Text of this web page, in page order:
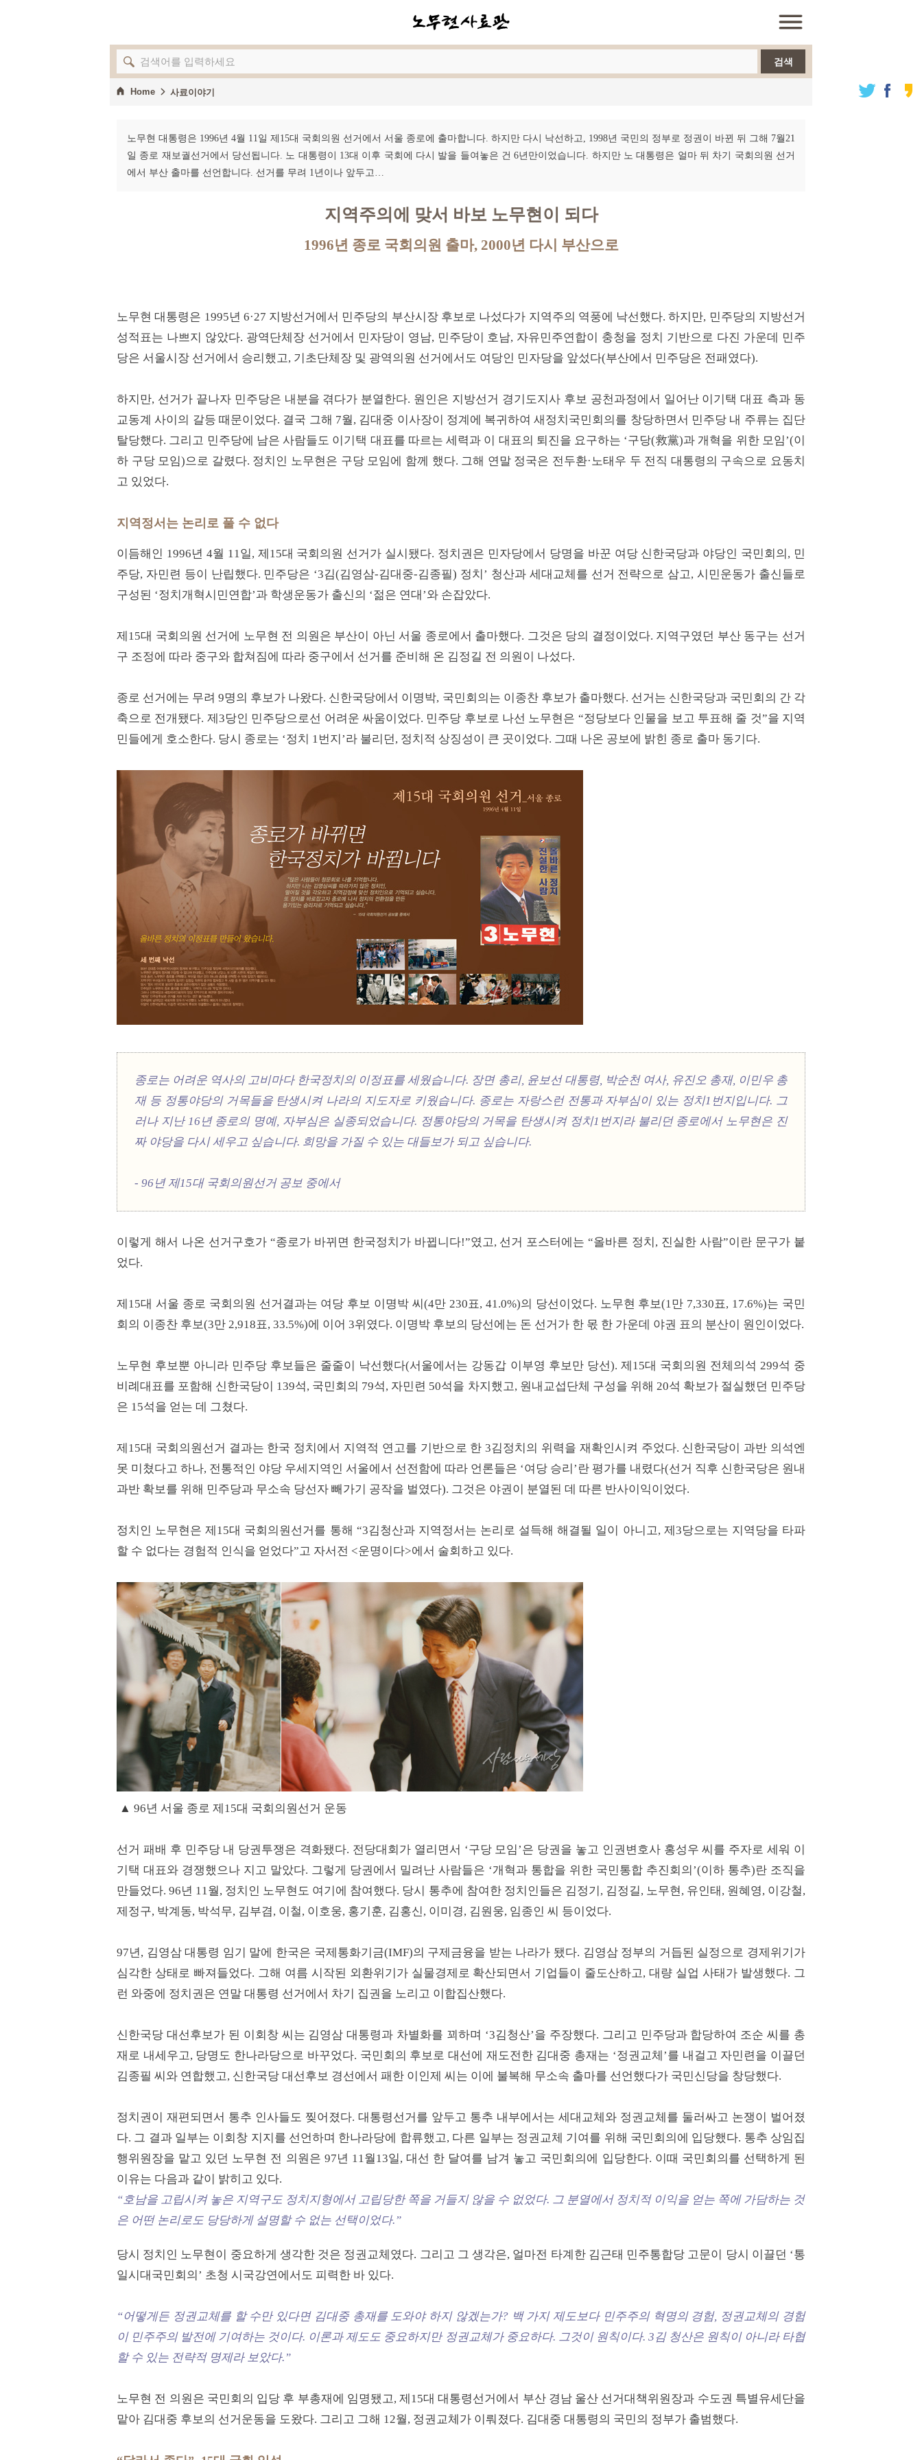
검색
Home 사료이야기
노무현 대통령은 1996년 4월 11일 제15대 국회의원 선거에서 서울 종로에 출마합니다. 하지만 다시 낙선하고, 1998년 국민의 정부로 정권이 바뀐 뒤 그해 7월21
일 종로 재보궐선거에서 당선됩니다. 노 대통령이 13대 이후 국회에 다시 발을 들여놓은 건 6년만이었습니다. 하지만 노 대통령은 얼마 뒤 차기 국회의원 선거
에서 부산 출마를 선언합니다. 선거를 무려 1년이나 앞두고…
지역주의에 맞서 바보 노무현이 되다
1996년 종로 국회의원 출마, 2000년 다시 부산으로
노무현 대통령은 1995년 6·27 지방선거에서 민주당의 부산시장 후보로 나섰다가 지역주의 역풍에 낙선했다. 하지만, 민주당의 지방선거
성적표는 나쁘지 않았다. 광역단체장 선거에서 민자당이 영남, 민주당이 호남, 자유민주연합이 충청을 정치 기반으로 다진 가운데 민주
당은 서울시장 선거에서 승리했고, 기초단체장 및 광역의원 선거에서도 여당인 민자당을 앞섰다(부산에서 민주당은 전패였다).
하지만, 선거가 끝나자 민주당은 내분을 겪다가 분열한다. 원인은 지방선거 경기도지사 후보 공천과정에서 일어난 이기택 대표 측과 동
교동계 사이의 갈등 때문이었다. 결국 그해 7월, 김대중 이사장이 정계에 복귀하여 새정치국민회의를 창당하면서 민주당 내 주류는 집단
탈당했다. 그리고 민주당에 남은 사람들도 이기택 대표를 따르는 세력과 이 대표의 퇴진을 요구하는 ‘구당(救黨)과 개혁을 위한 모임’(이
하 구당 모임)으로 갈렸다. 정치인 노무현은 구당 모임에 함께 했다. 그해 연말 정국은 전두환·노태우 두 전직 대통령의 구속으로 요동치
고 있었다.
지역정서는 논리로 풀 수 없다
이듬해인 1996년 4월 11일, 제15대 국회의원 선거가 실시됐다. 정치권은 민자당에서 당명을 바꾼 여당 신한국당과 야당인 국민회의, 민
주당, 자민련 등이 난립했다. 민주당은 ‘3김(김영삼-김대중-김종필) 정치’ 청산과 세대교체를 선거 전략으로 삼고, 시민운동가 출신들로
구성된 ‘정치개혁시민연합’과 학생운동가 출신의 ‘젊은 연대’와 손잡았다.
제15대 국회의원 선거에 노무현 전 의원은 부산이 아닌 서울 종로에서 출마했다. 그것은 당의 결정이었다. 지역구였던 부산 동구는 선거
구 조정에 따라 중구와 합쳐짐에 따라 중구에서 선거를 준비해 온 김정길 전 의원이 나섰다.
종로 선거에는 무려 9명의 후보가 나왔다. 신한국당에서 이명박, 국민회의는 이종찬 후보가 출마했다. 선거는 신한국당과 국민회의 간 각
축으로 전개됐다. 제3당인 민주당으로선 어려운 싸움이었다. 민주당 후보로 나선 노무현은 “정당보다 인물을 보고 투표해 줄 것”을 지역
민들에게 호소한다. 당시 종로는 ‘정치 1번지’라 불리던, 정치적 상징성이 큰 곳이었다. 그때 나온 공보에 밝힌 종로 출마 동기다.
종로는 어려운 역사의 고비마다 한국정치의 이정표를 세웠습니다. 장면 총리, 윤보선 대통령, 박순천 여사, 유진오 총재, 이민우 총
재 등 정통야당의 거목들을 탄생시켜 나라의 지도자로 키웠습니다. 종로는 자랑스런 전통과 자부심이 있는 정치1번지입니다. 그
러나 지난 16년 종로의 명예, 자부심은 실종되었습니다. 정통야당의 거목을 탄생시켜 정치1번지라 불리던 종로에서 노무현은 진
짜 야당을 다시 세우고 싶습니다. 희망을 가질 수 있는 대들보가 되고 싶습니다.
- 96년 제15대 국회의원선거 공보 중에서
이렇게 해서 나온 선거구호가 “종로가 바뀌면 한국정치가 바뀝니다!”였고, 선거 포스터에는 “올바른 정치, 진실한 사람”이란 문구가 붙
었다.
제15대 서울 종로 국회의원 선거결과는 여당 후보 이명박 씨(4만 230표, 41.0%)의 당선이었다. 노무현 후보(1만 7,330표, 17.6%)는 국민
회의 이종찬 후보(3만 2,918표, 33.5%)에 이어 3위였다. 이명박 후보의 당선에는 돈 선거가 한 몫 한 가운데 야권 표의 분산이 원인이었다.
노무현 후보뿐 아니라 민주당 후보들은 줄줄이 낙선했다(서울에서는 강동갑 이부영 후보만 당선). 제15대 국회의원 전체의석 299석 중
비례대표를 포함해 신한국당이 139석, 국민회의 79석, 자민련 50석을 차지했고, 원내교섭단체 구성을 위해 20석 확보가 절실했던 민주당
은 15석을 얻는 데 그쳤다.
제15대 국회의원선거 결과는 한국 정치에서 지역적 연고를 기반으로 한 3김정치의 위력을 재확인시켜 주었다. 신한국당이 과반 의석엔
못 미쳤다고 하나, 전통적인 야당 우세지역인 서울에서 선전함에 따라 언론들은 ‘여당 승리’란 평가를 내렸다(선거 직후 신한국당은 원내
과반 확보를 위해 민주당과 무소속 당선자 빼가기 공작을 벌였다). 그것은 야권이 분열된 데 따른 반사이익이었다.
정치인 노무현은 제15대 국회의원선거를 통해 “3김청산과 지역정서는 논리로 설득해 해결될 일이 아니고, 제3당으로는 지역당을 타파
할 수 없다는 경험적 인식을 얻었다”고 자서전 <운명이다>에서 술회하고 있다.
▲ 96년 서울 종로 제15대 국회의원선거 운동
선거 패배 후 민주당 내 당권투쟁은 격화됐다. 전당대회가 열리면서 ‘구당 모임’은 당권을 놓고 인권변호사 홍성우 씨를 주자로 세워 이
기택 대표와 경쟁했으나 지고 말았다. 그렇게 당권에서 밀려난 사람들은 ‘개혁과 통합을 위한 국민통합 추진회의’(이하 통추)란 조직을
만들었다. 96년 11월, 정치인 노무현도 여기에 참여했다. 당시 통추에 참여한 정치인들은 김정기, 김정길, 노무현, 유인태, 원혜영, 이강철,
제정구, 박계동, 박석무, 김부겸, 이철, 이호웅, 홍기훈, 김홍신, 이미경, 김원웅, 임종인 씨 등이었다.
97년, 김영삼 대통령 임기 말에 한국은 국제통화기금(IMF)의 구제금융을 받는 나라가 됐다. 김영삼 정부의 거듭된 실정으로 경제위기가
심각한 상태로 빠져들었다. 그해 여름 시작된 외환위기가 실물경제로 확산되면서 기업들이 줄도산하고, 대량 실업 사태가 발생했다. 그
런 와중에 정치권은 연말 대통령 선거에서 차기 집권을 노리고 이합집산했다.
신한국당 대선후보가 된 이회창 씨는 김영삼 대통령과 차별화를 꾀하며 ‘3김청산’을 주장했다. 그리고 민주당과 합당하여 조순 씨를 총
재로 내세우고, 당명도 한나라당으로 바꾸었다. 국민회의 후보로 대선에 재도전한 김대중 총재는 ‘정권교체’를 내걸고 자민련을 이끌던
김종필 씨와 연합했고, 신한국당 대선후보 경선에서 패한 이인제 씨는 이에 불복해 무소속 출마를 선언했다가 국민신당을 창당했다.
정치권이 재편되면서 통추 인사들도 찢어졌다. 대통령선거를 앞두고 통추 내부에서는 세대교체와 정권교체를 둘러싸고 논쟁이 벌어졌
다. 그 결과 일부는 이회창 지지를 선언하며 한나라당에 합류했고, 다른 일부는 정권교체 기여를 위해 국민회의에 입당했다. 통추 상임집
행위원장을 맡고 있던 노무현 전 의원은 97년 11월13일, 대선 한 달여를 남겨 놓고 국민회의에 입당한다. 이때 국민회의를 선택하게 된
이유는 다음과 같이 밝히고 있다.
“호남을 고립시켜 놓은 지역구도 정치지형에서 고립당한 쪽을 거들지 않을 수 없었다. 그 분열에서 정치적 이익을 얻는 쪽에 가담하는 것
은 어떤 논리로도 당당하게 설명할 수 없는 선택이었다.”
당시 정치인 노무현이 중요하게 생각한 것은 정권교체였다. 그리고 그 생각은, 얼마전 타계한 김근태 민주통합당 고문이 당시 이끌던 ‘통
일시대국민회의’ 초청 시국강연에서도 피력한 바 있다.
“어떻게든 정권교체를 할 수만 있다면 김대중 총재를 도와야 하지 않겠는가? 백 가지 제도보다 민주주의 혁명의 경험, 정권교체의 경험
이 민주주의 발전에 기여하는 것이다. 이론과 제도도 중요하지만 정권교체가 중요하다. 그것이 원칙이다. 3김 청산은 원칙이 아니라 타협
할 수 있는 전략적 명제라 보았다.”
노무현 전 의원은 국민회의 입당 후 부총재에 임명됐고, 제15대 대통령선거에서 부산 경남 울산 선거대책위원장과 수도권 특별유세단을
맡아 김대중 후보의 선거운동을 도왔다. 그리고 그해 12월, 정권교체가 이뤄졌다. 김대중 대통령의 국민의 정부가 출범했다.